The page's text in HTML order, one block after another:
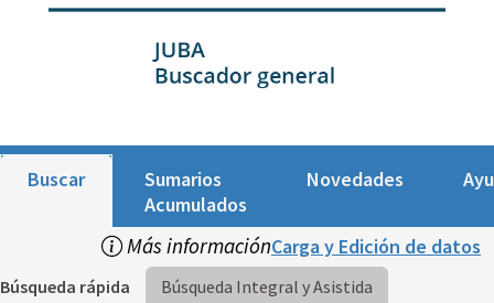
Buscar
Sumarios
Acumulados
Novedades
Más informaciónCarga y Edición de datos
Búsqueda rápida Búsqueda Integral y Asistida